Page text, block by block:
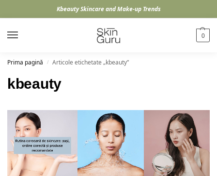
Kbeauty Skincare and Make-up Trends
0
Prima pagină / Articole etichetate „kbeauty”
kbeauty